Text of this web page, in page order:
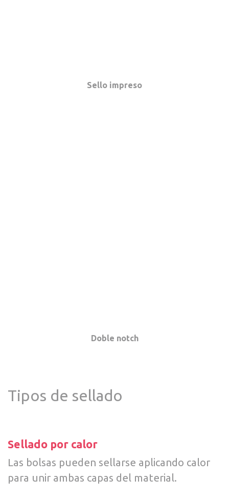
Sello impreso
Doble notch
Tipos de sellado
Sellado por calor
Las bolsas pueden sellarse aplicando calor
para unir ambas capas del material.